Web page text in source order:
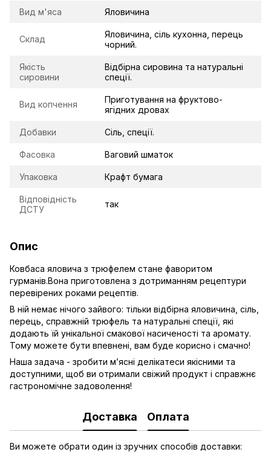
Вид м'яса Яловичина
Склад
Яловичина, сіль кухонна, перець
чорний.
Якість
сировини
Відбірна сировина та натуральні
спеції.
Вид копчення
Приготування на фруктово-
ягідних дровах
Добавки Сіль, спеції.
Фасовка Ваговий шматок
Упаковка Крафт бумага
Відповідність
ДСТУ
так
Опис
Ковбаса яловича з трюфелем стане фаворитом
гурманів.Вона приготовлена з дотриманням рецептури
перевірених роками рецептів.
В ній немає нічого зайвого: тільки відбірна яловичина, сіль,
перець, справжній трюфель та натуральні спеції, які
додають їй унікальної смакової насиченості та аромату.
Тому можете бути впевнені, вам буде корисно і смачно!
Наша задача - зробити м’ясні делікатеси якісними та
доступними, щоб ви отримали свіжий продукт і справжнє
гастрономічне задоволення!
Доставка Оплата
Ви можете обрати один із зручних способів доставки: